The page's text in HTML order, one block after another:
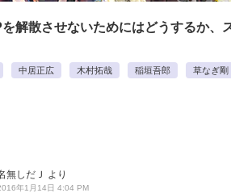
解散させないためにはどうするか、
中居正広 木村拓哉 稲垣吾郎 草なぎ剛
無しだＪ より
年1月14日 4:04 PM